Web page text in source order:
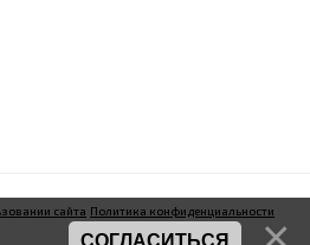
сайта Политика конфиденциальности
СОГЛАСИТЬСЯ